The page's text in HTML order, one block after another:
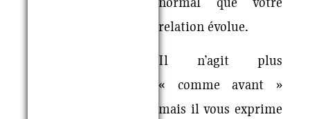
relation évolue.
Il n’agit plus
« comme avant »
mais il vous exprime